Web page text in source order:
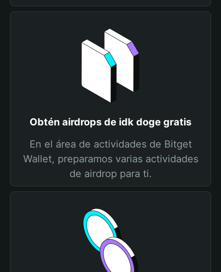
Obtén airdrops de idk doge gratis
En el área de actividades de Bitget
Wallet, preparamos varias actividades
de airdrop para ti.